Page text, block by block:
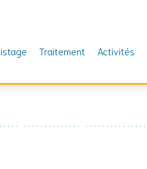
Traitement Activités